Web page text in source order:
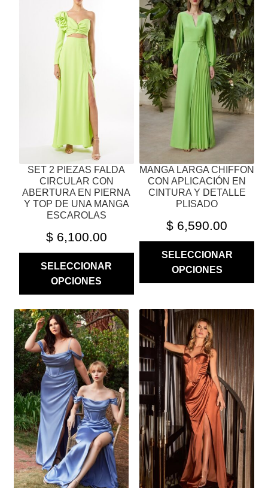
SET 2 PIEZAS FALDA
CIRCULAR CON
ABERTURA EN PIERNA
Y TOP DE UNA MANGA
ESCAROLAS
$6,100.00
SELECCIONAR
OPCIONES
MÚLTIPLES
VARIANTES.
OPCIONES
DE
PRODUCTO
MANGA LARGA CHIFFON
CON APLICACIÓN EN
CINTURA Y DETALLE
PLISADO
$ 6,590.00
SELECCIONAR
OPCIONES
TIENE
MÚLTIPLES
VARIANTES.
LAS
OPCIONES
SE
PUEDEN
ELEGIR
DE
PRODUCTO
ESTE
PRODUCTO
TIENE
MÚLTIPLES
VARIANTES.
LAS
OPCIONES
SE
PUEDEN
ELEGIR
EN
LA
ESTE
PRODUCTO
TIENE
MÚLTIPLES
VARIANTES.
LAS
OPCIONES
SE
PUEDEN
ELEGIR
EN
LA